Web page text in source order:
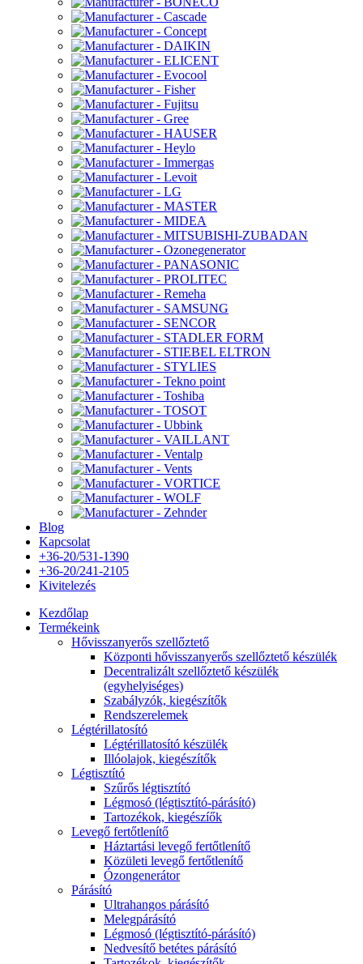
Blog
Kapcsolat
+36-20/531-1390
+36-20/241-2105
Kivitelezés
Kezdőlap
Termékeink
Hővisszanyerős szellőztető
Központi hővisszanyerős szellőztető készülék
Decentralizált szellőztető készülék
(egyhelyiséges)
Szabályzók, kiegészítők
Rendszerelemek
Légtérillatosító
Légtérillatosító készülék
Illóolajok, kiegészítők
Légtisztító
Szűrős légtisztító
Légmosó (légtisztító-párásító)
Tartozékok, kiegészíők
Levegő fertőtlenítő
Háztartási levegő fertőtlenítő
Közületi levegő fertőtlenítő
Ózongenerátor
Párásító
Ultrahangos párásító
Melegpárásító
Légmosó (légtisztító-párásító)
Nedvesítő betétes párásító